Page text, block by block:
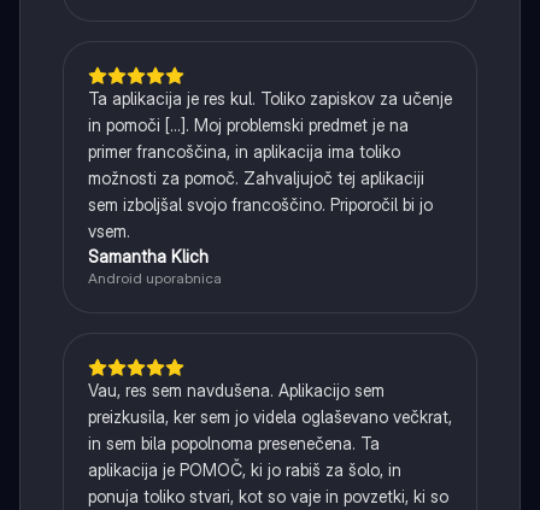
Ta aplikacija je res kul. Toliko zapiskov za učenje
in pomoči [...]. Moj problemski predmet je na
primer francoščina, in aplikacija ima toliko
možnosti za pomoč. Zahvaljujoč tej aplikaciji
sem izboljšal svojo francoščino. Priporočil bi jo
vsem.
Samantha Klich
Android uporabnica
Vau, res sem navdušena. Aplikacijo sem
preizkusila, ker sem jo videla oglaševano večkrat,
in sem bila popolnoma presenečena. Ta
aplikacija je POMOČ, ki jo rabiš za šolo, in
ponuja toliko stvari, kot so vaje in povzetki, ki so